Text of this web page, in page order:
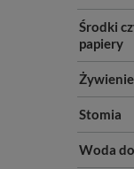
Środki
papiery
Stomia
Woda